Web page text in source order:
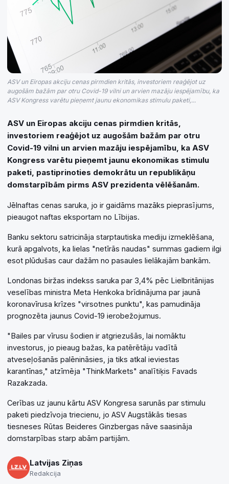
ASV un Eiropas akciju cenas pirmdien kritās, investoriem reaģējot uz
augošām bažām par otru Covid-19 vilni un arvien mazāju iespējamību, ka
ASV Kongress varētu pieņemt jaunu ekonomikas stimulu paketi,...
ASV un Eiropas akciju cenas pirmdien kritās,
investoriem reaģējot uz augošām bažām par otru
Covid-19 vilni un arvien mazāju iespējamību, ka ASV
Kongress varētu pieņemt jaunu ekonomikas stimulu
paketi, pastiprinoties demokrātu un republikāņu
domstarpībām pirms ASV prezidenta vēlēšanām.
Jēlnaftas cenas saruka, jo ir gaidāms mazāks pieprasījums,
pieaugot naftas eksportam no Lībijas.
Banku sektoru satricināja starptautiska mediju izmeklēšana,
kurā apgalvots, ka lielas "netīrās naudas" summas gadiem ilgi
esot plūdušas caur dažām no pasaules lielākajām bankām.
Londonas biržas indekss saruka par 3,4% pēc Lielbritānijas
veselības ministra Meta Henkoka brīdinājuma par jaunā
koronavīrusa krīzes "virsotnes punktu", kas pamudināja
prognozēta jaunus Covid-19 ierobežojumus.
"Bailes par vīrusu šodien ir atgriezušās, lai nomāktu
investorus, jo pieaug bažas, ka patērētāju vadītā
atveseļošanās palēnināsies, ja tiks atkal ieviestas
karantīnas," atzīmēja "ThinkMarkets" analītiķis Favads
Razakzada.
Cerības uz jaunu kārtu ASV Kongresa sarunās par stimulu
paketi piedzīvoja triecienu, jo ASV Augstākās tiesas
tiesneses Rūtas Beideres Ginzbergas nāve saasināja
domstarpības starp abām partijām.
Latvijas Ziņas
Redakcija